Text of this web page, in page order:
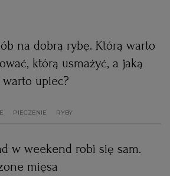
ZAKOPANE
ZIELONA GÓRA
na dobrą rybę. Którą warto
którą usmażyć, a jaką
upiec?
PIECZENIE RYBY
w weekend robi się sam.
mięsa